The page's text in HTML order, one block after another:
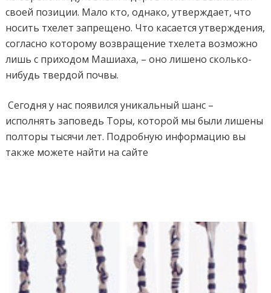
своей позиции. Мало кто, однако, утверждает, что
носить тхелет запрещено. Что касается утверждения,
согласно которому возвращение тхелета возможно
лишь с приходом Машиаха, – оно лишено сколько-
нибудь твердой почвы.
Сегодня у нас появился уникальный шанс –
исполнять заповедь Торы, которой мы были лишены
полторы тысячи лет. Подробную информацию вы
также можете найти на сайте